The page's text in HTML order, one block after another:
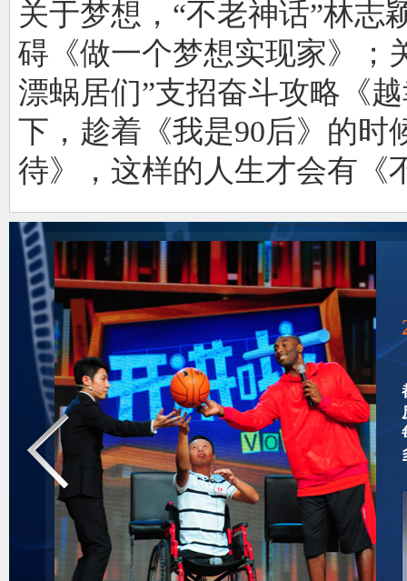
关于梦想，“不老神话”林志
碍《做一个梦想实现家》；
漂蜗居们”支招奋斗攻略《
下，趁着《我是90后》的时
待》，这样的人生才会有《